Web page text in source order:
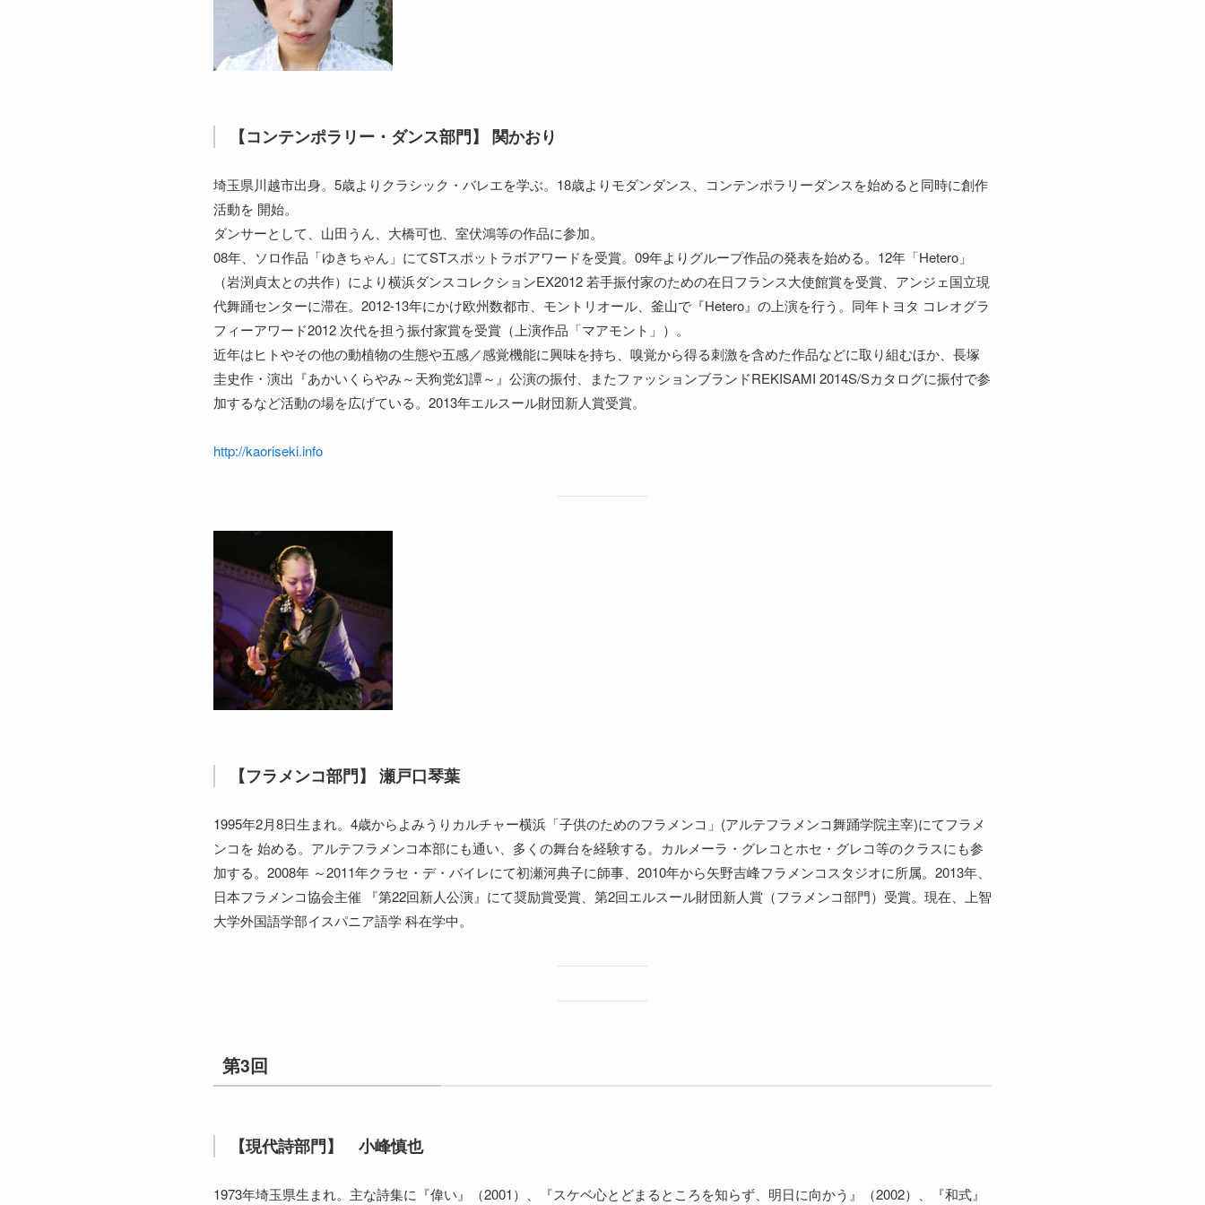
【コンテンポラリー・ダンス部門】 関かおり
埼玉県川越市出身。5歳よりクラシック・バレエを学ぶ。18歳よりモダンダンス、コンテンポラリーダンスを始めると同時に創作
活動を 開始。
ダンサーとして、山田うん、大橋可也、室伏鴻等の作品に参加。
08年、ソロ作品「ゆきちゃん」にてSTスポットラボアワードを受賞。09年よりグループ作品の発表を始める。12年「Hetero」
（岩渕貞太との共作）により横浜ダンスコレクションEX2012 若手振付家のための在日フランス大使館賞を受賞、アンジェ国立現
代舞踊センターに滞在。2012-13年にかけ欧州数都市、モントリオール、釜山で『Hetero』の上演を行う。同年トヨタ コレオグラ
フィーアワード2012 次代を担う振付家賞を受賞（上演作品「マアモント」）。
近年はヒトやその他の動植物の生態や五感／感覚機能に興味を持ち、嗅覚から得る刺激を含めた作品などに取り組むほか、長塚
圭史作・演出『あかいくらやみ～天狗党幻譚～』公演の振付、またファッションブランドREKISAMI 2014S/Sカタログに振付で参
加するなど活動の場を広げている。2013年エルスール財団新人賞受賞。
http://kaoriseki.info
【フラメンコ部門】 瀬戸口琴葉
1995年2月8日生まれ。4歳からよみうりカルチャー横浜「子供のためのフラメンコ」(アルテフラメンコ舞踊学院主宰)にてフラメ
ンコを 始める。アルテフラメンコ本部にも通い、多くの舞台を経験する。カルメーラ・グレコとホセ・グレコ等のクラスにも参
加する。2008年 ～2011年クラセ・デ・バイレにて初瀬河典子に師事、2010年から矢野吉峰フラメンコスタジオに所属。2013年、
日本フラメンコ協会主催 『第22回新人公演』にて奨励賞受賞、第2回エルスール財団新人賞（フラメンコ部門）受賞。現在、上智
大学外国語学部イスパニア語学 科在学中。
第3回
【現代詩部門】 小峰慎也
1973年埼玉県生まれ。主な詩集に『偉い』（2001）、『スケベ心とどまるところを知らず、明日に向かう』（2002）、『和式』